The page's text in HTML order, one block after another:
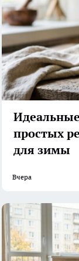
Идеальные
простых
для зимы
Вчера